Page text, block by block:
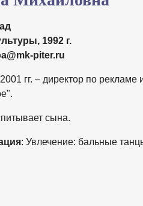
1992 г.
piter.ru
гг. – директор по
сына.
: Увлечение: бальные